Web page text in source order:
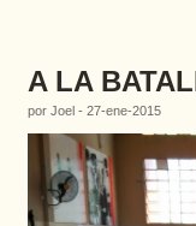
A LA
por Joel - 27-ene-2015